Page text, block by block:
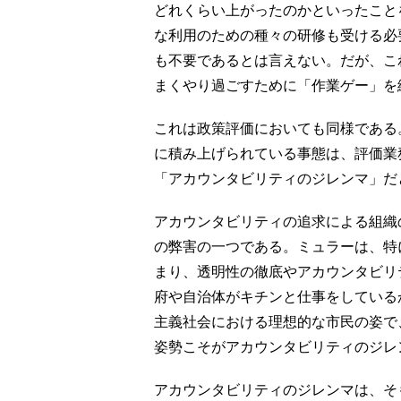
どれくらい上がったのかといったこ
な利用のための種々の研修も受ける
も不要であるとは言えない。だが、
まくやり過ごすために「作業ゲー」
これは政策評価においても同様であ
に積み上げられている事態は、評価
「アカウンタビリティのジレンマ」
アカウンタビリティの追求による組
の弊害の一つである。ミュラーは、
まり、透明性の徹底やアカウンタビ
府や自治体がキチンと仕事をしてい
主義社会における理想的な市民の姿
姿勢こそがアカウンタビリティのジ
アカウンタビリティのジレンマは、